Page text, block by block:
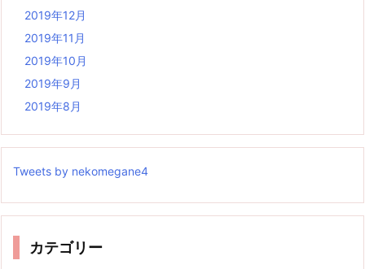
2019年12月
2019年11月
2019年10月
2019年9月
2019年8月
Tweets by nekomegane4
カテゴリー